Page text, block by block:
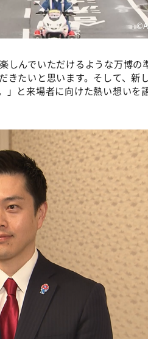
しんでいただけるような万博の
きたいと思います。そして、新
」と来場者に向けた熱い想いを